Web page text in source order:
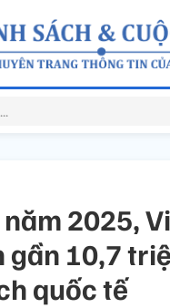
2025,
gần 10,7
quốc tế